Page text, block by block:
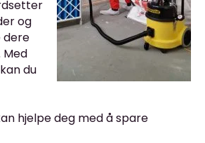
og
dere
Med
du
hjelpe deg med å spare